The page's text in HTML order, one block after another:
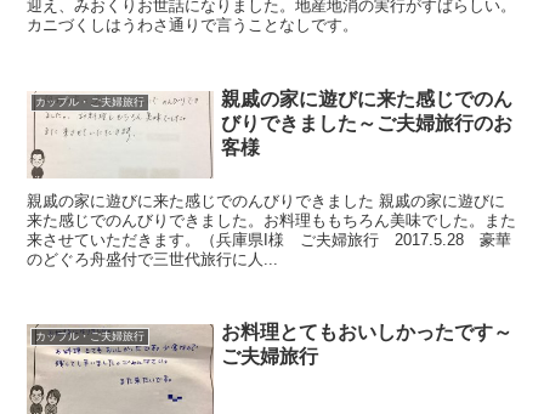
迎え、みおくりお世話になりました。地産地消の実行がすばらしい。
カニづくしはうわさ通りで言うことなしです。
カップル・ご夫婦旅行
親戚の家に遊びに来た感じでのん
びりできました～ご夫婦旅行のお
客様
親戚の家に遊びに来た感じでのんびりできました 親戚の家に遊びに
来た感じでのんびりできました。お料理ももちろん美味でした。また
来させていただきます。（兵庫県I様 ご夫婦旅行 2017.5.28 豪華
のどぐろ舟盛付で三世代旅行に人...
カップル・ご夫婦旅行
お料理とてもおいしかったです～
ご夫婦旅行